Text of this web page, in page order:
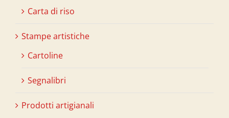
Carta di riso
Stampe artistiche
Cartoline
Segnalibri
Prodotti artigianali